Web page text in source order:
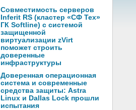
Совместимость серверов
Inferit RS (кластер «СФ Тех»
ГК Softline) с системой
защищенной
виртуализации zVirt
поможет строить
доверенные
инфраструктуры
Доверенная операционная
система и современные
средства защиты: Astra
Linux и Dallas Lock прошли
испытания